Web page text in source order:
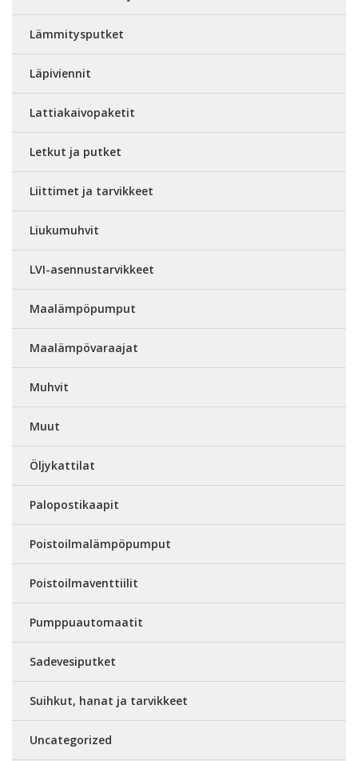
Lämmitysputket
Läpiviennit
Lattiakaivopaketit
Letkut ja putket
Liittimet ja tarvikkeet
Liukumuhvit
LVI-asennustarvikkeet
Maalämpöpumput
Maalämpövaraajat
Muhvit
Muut
Öljykattilat
Palopostikaapit
Poistoilmalämpöpumput
Poistoilmaventtiilit
Pumppuautomaatit
Sadevesiputket
Suihkut, hanat ja tarvikkeet
Uncategorized